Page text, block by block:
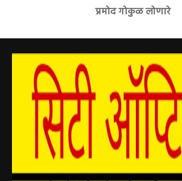
प्रमोद गोकुळ लोणारे